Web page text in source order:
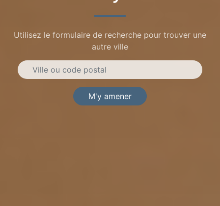
Utilisez le formulaire de recherche pour trouver une
autre ville
M'y amener